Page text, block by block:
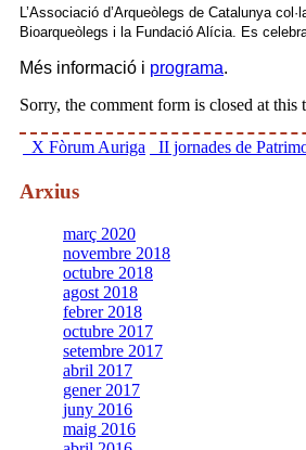
L’Associació d’Arqueòlegs de Catalunya
Bioarqueòlegs i la Fundació Alícia. Es
Més informació i programa.
Sorry, the comment form is closed at this
X Fòrum Auriga II jornades de
Arxius
març 2020
novembre 2018
octubre 2018
agost 2018
febrer 2018
octubre 2017
setembre 2017
abril 2017
gener 2017
juny 2016
maig 2016